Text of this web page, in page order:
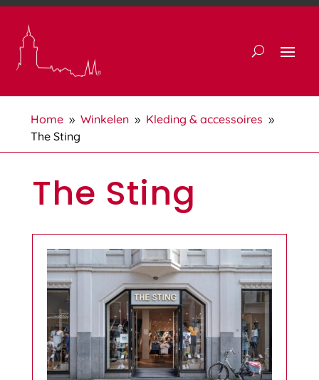
Home 9 Winkelen 9 Kleding & accessoires 9
The Sting
The Sting